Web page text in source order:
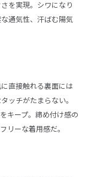
を実現。シワになり
通気性、汗ばむ陽気
直接触れる裏面には
ッチがたまらない。
キープ。締め付け感の
リーな着用感だ。